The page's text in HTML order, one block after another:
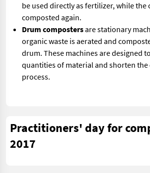
be used directly as fertilizer, while the
composted again.
Drum compostersare stationary
organic waste is aerated and
drum. These machines are designed
quantities of material and shorten
process.
Practitioners' day for
2017